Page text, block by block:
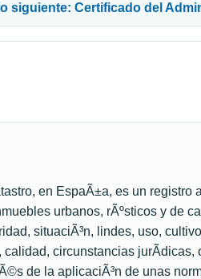
siguiente: Certificado del
en EspaÃ±a, es un registro
urbanos, rÃºsticos y de
situaciÃ³n, lindes, uso,
circunstancias jurÃ­dicas,
de la aplicaciÃ³n de unas